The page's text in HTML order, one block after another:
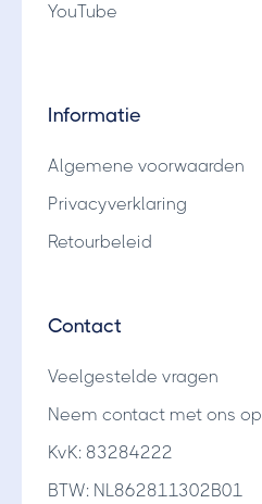
YouTube
Informatie
Algemene voorwaarden
Privacyverklaring
Retourbeleid
Contact
Veelgestelde vragen
Neem contact met ons op
KvK: 83284222
BTW: NL862811302B01